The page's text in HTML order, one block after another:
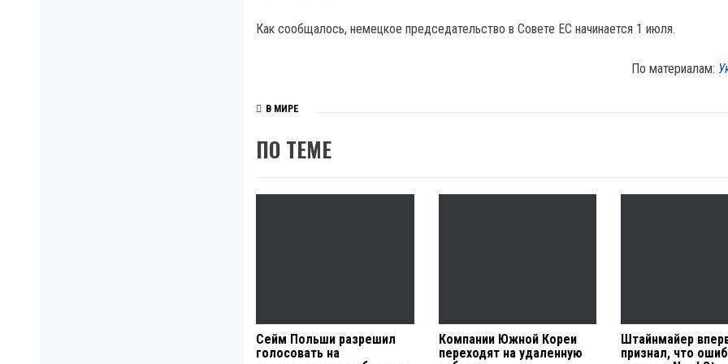
Как сообщалось, немецкое председательство в Совете ЕС начинается 1 июля.
По материалам:
В МИРЕ
ПО ТЕМЕ
Сейм Польши разрешил
голосовать на
Компании Южной Кореи
переходят на удаленную
Штайнмайер
признал, что